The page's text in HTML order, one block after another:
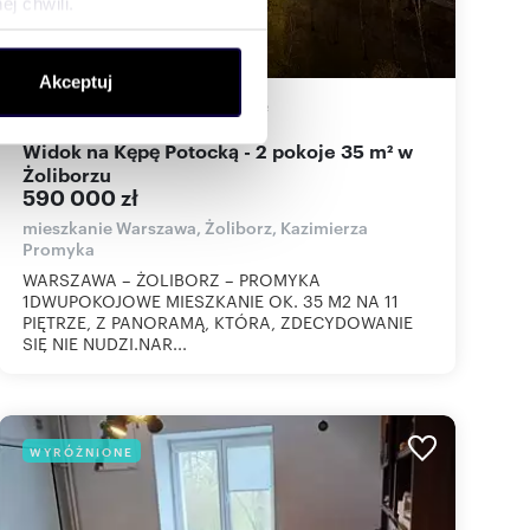
społecznościowym,
od Ciebie lub
Akceptuj
m zł/m 2
Widok na Kępę Potocką - 2 pokoje 35 m² w
Żoliborzu
590 000 zł
mieszkanie Warszawa, Żoliborz, Kazimierza
Promyka
WARSZAWA – ŻOLIBORZ – PROMYKA
1DWUPOKOJOWE MIESZKANIE OK. 35 M2 NA 11
PIĘTRZE, Z PANORAMĄ, KTÓRA, ZDECYDOWANIE
SIĘ NIE NUDZI.NAR...
WYRÓŻNIONE